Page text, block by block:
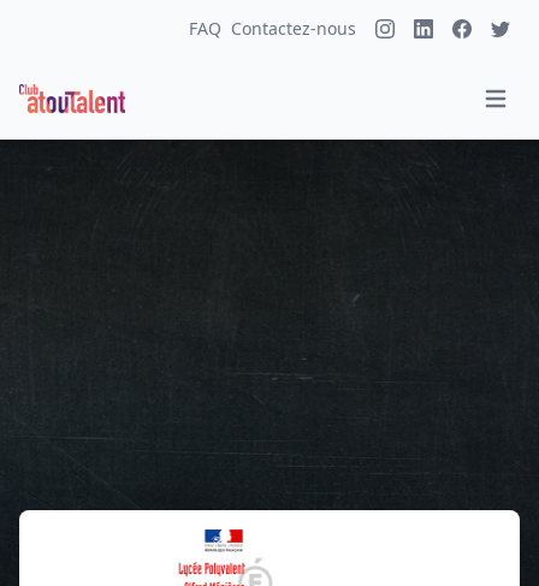
FAQ Contactez-nous